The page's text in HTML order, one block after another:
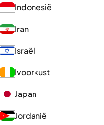
Indonesië
Iran
Israël
Ivoorkust
Japan
Jordanië